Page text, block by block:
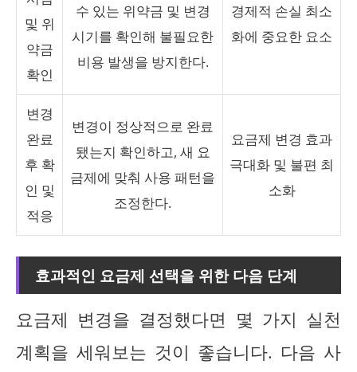
및 위
약금
확인
수 있는 위약금 및 변경
시기를 확인해 불필요한
비용 발생을 방지한다.
경제적 손실 최소
화에 중요한 요소
변경
완료
후 확
인 및
적응
변경이 정상적으로 완료
됐는지 확인하고, 새 요
금제에 맞춰 사용 패턴을
조정한다.
요금제 변경 효과
극대화 및 불편 최
소화
효과적인 요금제 선택을 위한 다음 단계
요금제 변경을 결정했다면 몇 가지 실천
계획을 세워보는 것이 좋습니다. 다음 사